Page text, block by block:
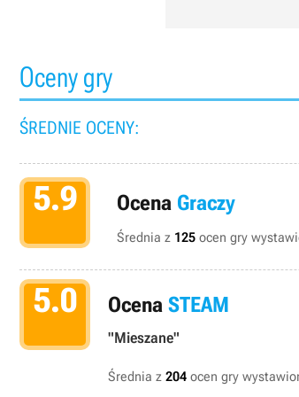
Oceny gry
ŚREDNIE OCENY:
5.9 Ocena Graczy
Średnia z 125 ocen gry
5.0 Ocena STEAM
"Mieszane"
Średnia z 204 ocen gry